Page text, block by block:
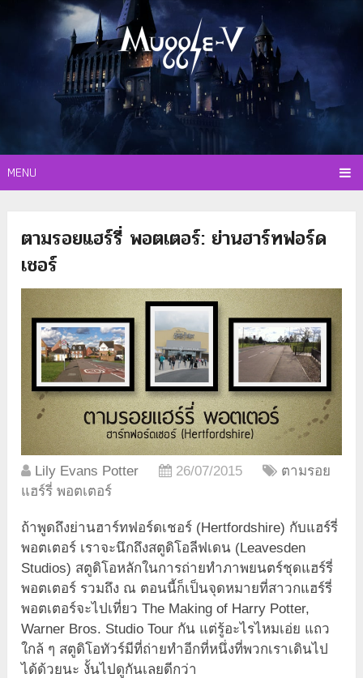
MENU
ตามรอยแฮร์รี่ พอตเตอร์: ย่านฮาร์ทฟอร์ด
เชอร์
Lily Evans Potter 26/07/2015
ตามรอย
แฮร์รี่ พอตเตอร์
ถ้าพูดถึงย่านฮาร์ทฟอร์ดเชอร์ (Hertfordshire) กับแฮร์รี่
พอตเตอร์ เราจะนึกถึงสตูดิโอลีฟเดน (Leavesden
Studios) สตูดิโอหลักในการถ่ายทำภาพยนตร์ชุดแฮร์รี่
พอตเตอร์ รวมถึง ณ ตอนนี้ก็เป็นจุดหมายที่สาวกแฮร์รี่
พอตเตอร์จะไปเที่ยว The Making of Harry Potter,
Warner Bros. Studio Tour กัน แต่รู้อะไรไหมเอ่ย แถว
ใกล้ ๆ สตูดิโอทัวร์มีที่ถ่ายทำอีกที่หนึ่งที่พวกเราเดินไป
ได้ด้วยนะ งั้นไปดูกันเลยดีกว่า